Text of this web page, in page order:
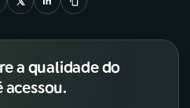
a qualidade do